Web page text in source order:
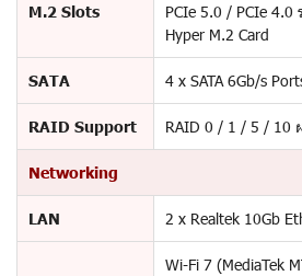
M.2 Slots
PCIe 5.0 / PCIe 4.0
Hyper M.2 Card
SATA 4 x SATA 6Gb/s
RAID Support RAID 0 / 1 / 5 / 10
Networking
LAN 2 x Realtek 10Gb
Wi-Fi 7 (MediaTek